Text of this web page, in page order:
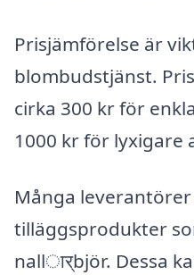
Prisjämförelse är
blombudstjänst.
cirka 300 kr för
1000 kr för lyxigare
Många
tilläggsprodukter
nallार्björ. Dessa